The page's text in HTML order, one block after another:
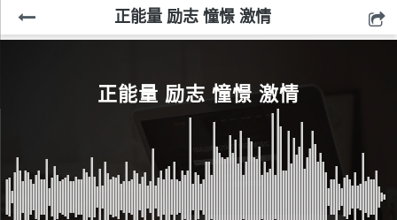
正能量 励志 憧憬 激情
正能量 励志 憧憬 激情